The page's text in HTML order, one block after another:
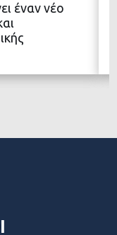
έναν νέο